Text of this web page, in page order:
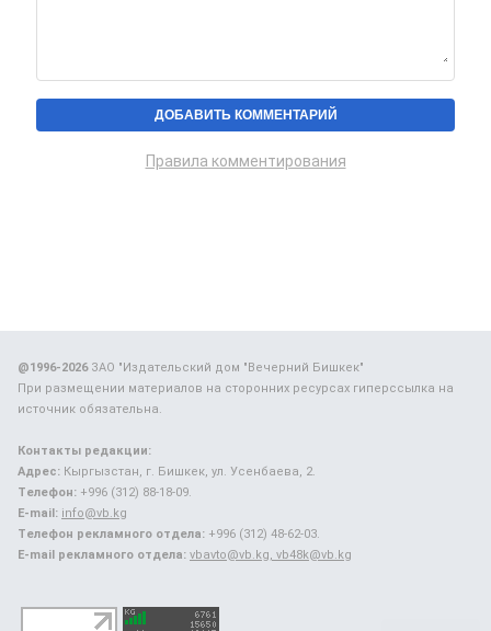
Правила комментирования
@1996-2026ЗАО "Издательский дом "Вечерний Бишкек"
При размещении материалов на сторонних ресурсах гиперссылка на
источник обязательна.
Контакты редакции:
Адрес: Кыргызстан, г. Бишкек, ул. Усенбаева, 2.
Телефон: +996 (312) 88-18-09.
E-mail: info@vb.kg
Телефон рекламного отдела: +996 (312) 48-62-03.
E-mail рекламного отдела: vbavto@vb.kg, vb48k@vb.kg